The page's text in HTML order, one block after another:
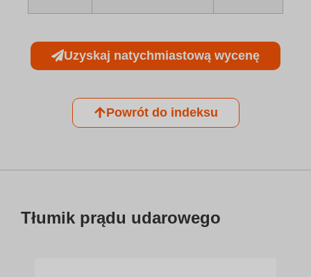
Uzyskaj natychmiastową wycenę
Powrót do indeksu
Tłumik prądu udarowego